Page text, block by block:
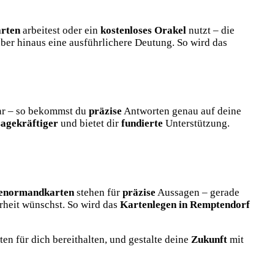
arbeitest oder ein kostenloses Orakel nutzt – die
hinaus eine ausführlichere Deutung. So wird das
– so bekommst du präzise Antworten genau auf deine
und bietet dir fundierte Unterstützung.
stehen für präzise Aussagen – gerade
wünschst. So wird das Kartenlegen in Remptendorf
für dich bereithalten, und gestalte deine Zukunft mit